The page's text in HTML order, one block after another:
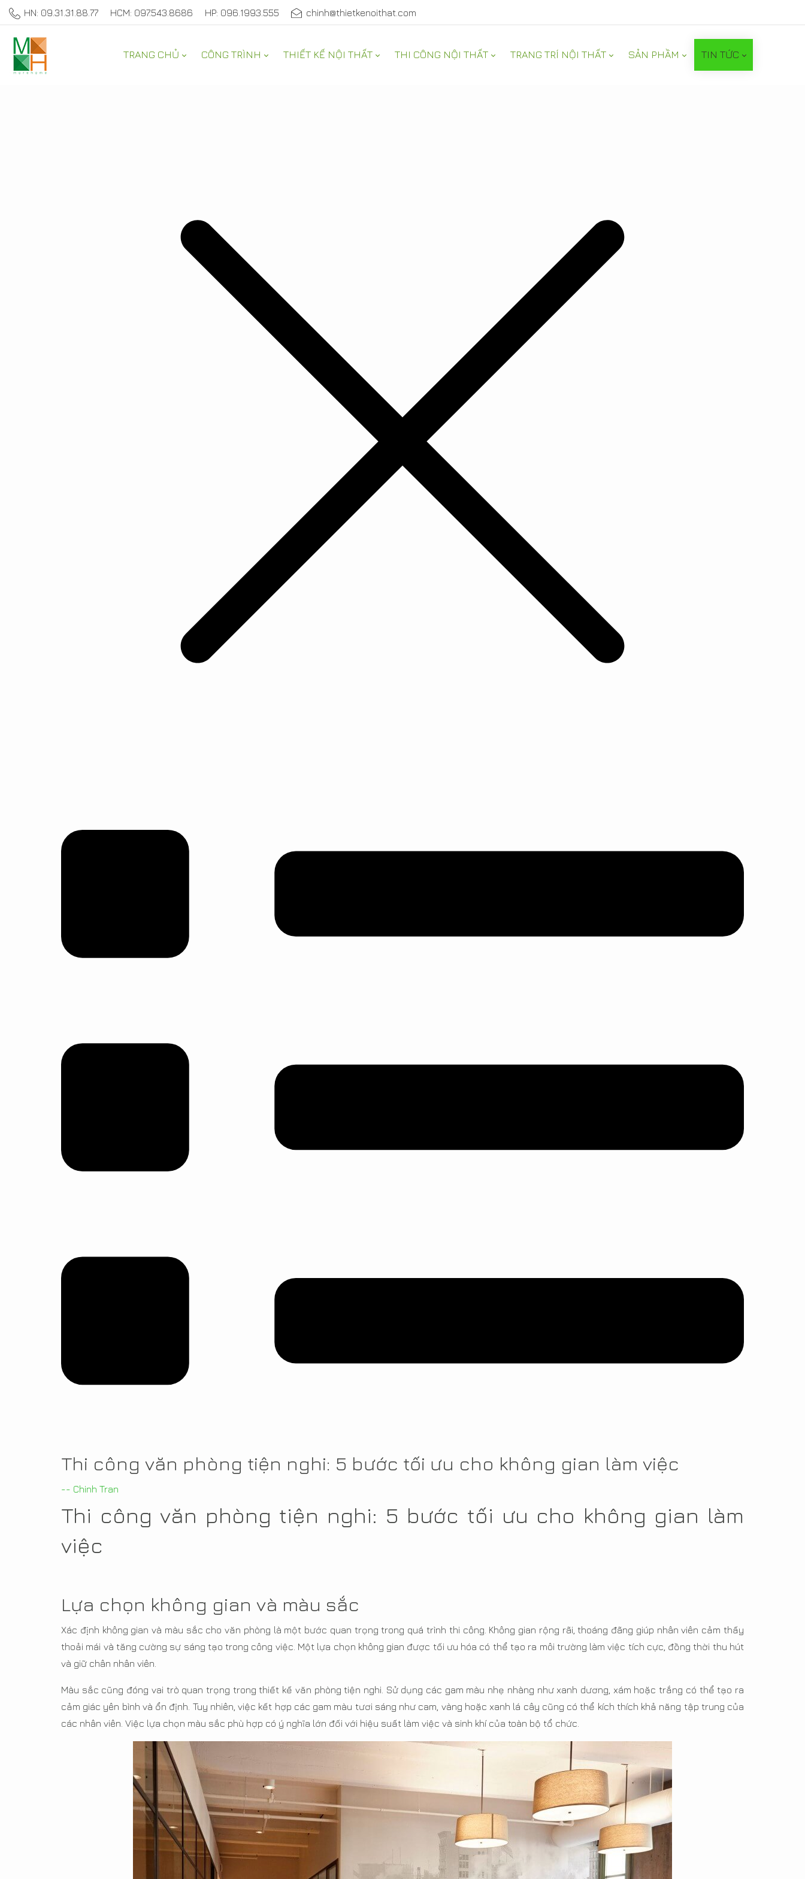
HN: 09.31.31.88.77 HCM: 097.543.8686 HP: 096.1993.555 chinh@thietkenoithat.com
TRANG CHỦ CÔNG TRÌNH THIẾT KẾ NỘI THẤT THI CÔNG NỘI THẤT TRANG TRÍ NỘI THẤT SẢN PHẦM TIN TỨC
THAM KHẢO
Thi công văn phòng tiện nghi: 5 bước tối ưu cho không gian làm việc
-- Chinh Tran
Thi công văn phòng tiện nghi: 5 bước tối ưu cho không gian làm
việc
Lựa chọn không gian và màu sắc
Xác định không gian và màu sắc cho văn phòng là một bước quan trọng trong quá trình thi công. Không gian rộng rãi, thoáng đãng giúp nhân viên cảm thấy
thoải mái và tăng cường sự sáng tạo trong công việc. Một lựa chọn không gian được tối ưu hóa có thể tạo ra môi trường làm việc tích cực, đồng thời thu hút
và giữ chân nhân viên.
Màu sắc cũng đóng vai trò quan trọng trong thiết kế văn phòng tiện nghi. Sử dụng các gam màu nhẹ nhàng như xanh dương, xám hoặc trắng có thể tạo ra
cảm giác yên bình và ổn định. Tuy nhiên, việc kết hợp các gam màu tươi sáng như cam, vàng hoặc xanh lá cây cũng có thể kích thích khả năng tập trung của
các nhân viên. Việc lựa chọn màu sắc phù hợp có ý nghĩa lớn đối với hiệu suất làm việc và sinh khí của toàn bộ tổ chức.